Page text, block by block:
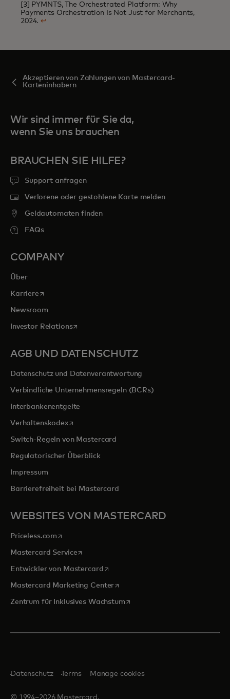
[3] PYMNTS, The Orchestrated Platform: Why
Payments Orchestration Is Not Just for Merchants,
2024.↩
Akzeptieren von Zahlungen von Mastercard-
Karteninhabern
Wir sind immer für Sie da,
wenn Sie uns brauchen
BRAUCHEN SIE HILFE?
Support anfragen
Verlorene oder gestohlene Karte melden
Geldautomaten finden
FAQs
COMPANY
Über
Karrierewird in einer neuen Registerkarte geöffnet
Newsroom
Investor Relationswird in einer neuen Registerkarte geöffnet
AGB UND DATENSCHUTZ
Datenschutz und Datenverantwortung
Verbindliche Unternehmensregeln (BCRs)
Interbankenentgelte
Verhaltenskodexwird in einer neuen Registerkarte geöffnet
Switch-Regeln von Mastercard
Regulatorischer Überblick
Impressum
Barrierefreiheit bei Mastercard
WEBSITES VON MASTERCARD
Priceless.com wird in einer neuen Registerkarte geöffnet
Mastercard Servicewird in einer neuen Registerkarte geöffnet
Entwickler von Mastercardwird in einer neuen Registerkarte
Mastercard Marketing Centerwird in einer neuen
Zentrum für Inklusives Wachstumwird in einer neuen
© 1994–2026 Mastercard.
Datenschutz Terms Manage cookies